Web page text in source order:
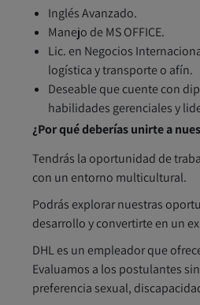
Inglés Avanzado.
Manejo de MS OFFICE.
Lic. en Negocios
logística y transporte o afín.
Deseable que cuente con
habilidades gerenciales y
¿Por qué deberías unirte a
Tendrás la oportunidad de
con un entorno multicultural.
Podrás explorar nuestras
desarrollo y convertirte en un
DHL es un empleador que
Evaluamos a los postulantes
preferencia sexual,